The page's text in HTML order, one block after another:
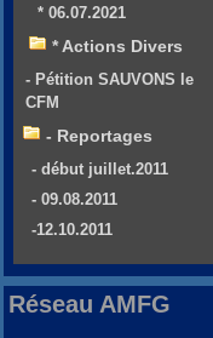
* 06.07.2021
* Actions Divers
- Pétition SAUVONS le
CFM
- Reportages
- début juillet.2011
- 09.08.2011
-12.10.2011
Réseau AMFG